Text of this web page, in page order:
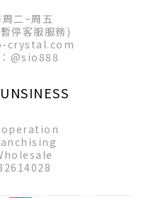
二~周五
停客服服務)
crystal.com
@sio888